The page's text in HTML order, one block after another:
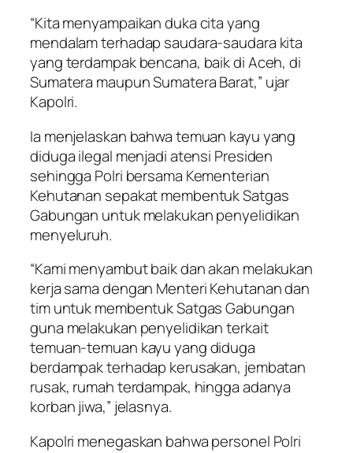
“Kita menyampaikan duka cita yang
mendalam terhadap saudara-saudara kita
yang terdampak bencana, baik di Aceh, di
Sumatera maupun Sumatera Barat,” ujar
Kapolri.
Ia menjelaskan bahwa temuan kayu yang
diduga ilegal menjadi atensi Presiden
sehingga Polri bersama Kementerian
Kehutanan sepakat membentuk Satgas
Gabungan untuk melakukan penyelidikan
menyeluruh.
“Kami menyambut baik dan akan melakukan
kerja sama dengan Menteri Kehutanan dan
tim untuk membentuk Satgas Gabungan
guna melakukan penyelidikan terkait
temuan-temuan kayu yang diduga
berdampak terhadap kerusakan, jembatan
rusak, rumah terdampak, hingga adanya
korban jiwa,” jelasnya.
Kapolri menegaskan bahwa personel Polri